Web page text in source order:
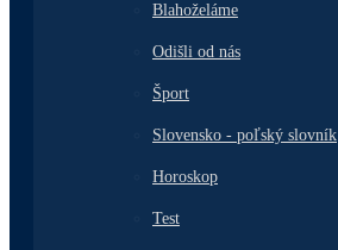
Blahoželáme
Odišli od nás
Šport
Slovensko - poľský slovník
Horoskop
Test